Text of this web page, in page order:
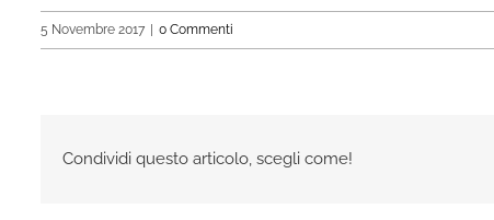
5 Novembre 2017 0 Commenti
Condividi questo articolo, scegli come!